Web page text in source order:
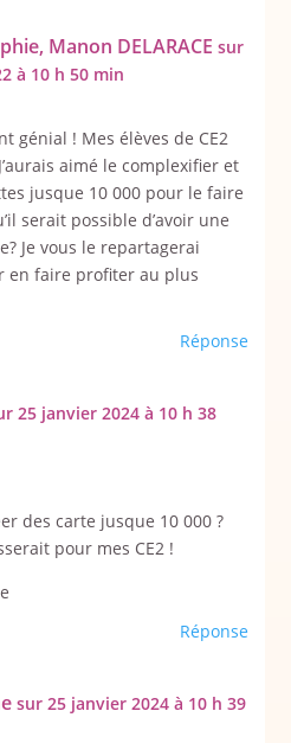
Manon DELARACE sur
à 10 h 50 min
génial ! Mes élèves de CE2
aimé le complexifier et
jusque 10 000 pour le faire
serait possible d’avoir une
Je vous le repartagerai
en faire profiter au plus
Réponse
25 janvier 2024 à 10 h 38
des carte jusque 10 000 ?
pour mes CE2 !
Réponse
sur 25 janvier 2024 à 10 h 39